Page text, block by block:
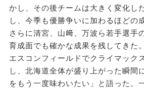
かし、その後チームは大きく変化し
し、今季も優勝争いに加わるほどの
さらに清宮、山﨑、万波ら若手選手
育成面でも確かな成果を残してきた
エスコンフィールドでクライマック
し、北海道全体が盛り上がった瞬間
をもう一度味わいたい」と語った。